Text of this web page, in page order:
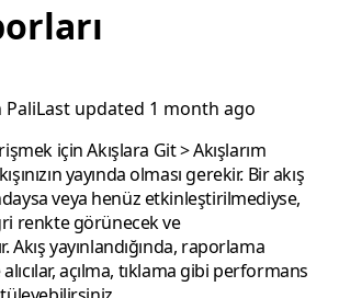
PaliLast updated 1 month ago
içinAkışlara Git>Akışlarım
yayında olması gerekir. Bir akış
veya henüz etkinleştirilmediyse,
renkte görünecek ve
Akış yayınlandığında, raporlama
açılma, tıklama gibi performans